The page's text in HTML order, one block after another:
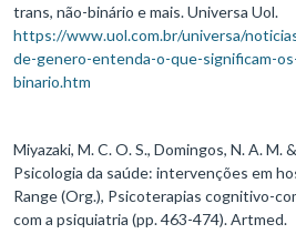
trans, não-binário e mais. Universa Uol.
https://www.uol.com.br/universa/
de-genero-entenda-o-que-significam-
binario.htm
Miyazaki, M. C. O. S., Domingos, N. A. M.
Psicologia da saúde: intervenções em
Range (Org.), Psicoterapias cognitivo-
com a psiquiatria (pp. 463-474). Artmed.